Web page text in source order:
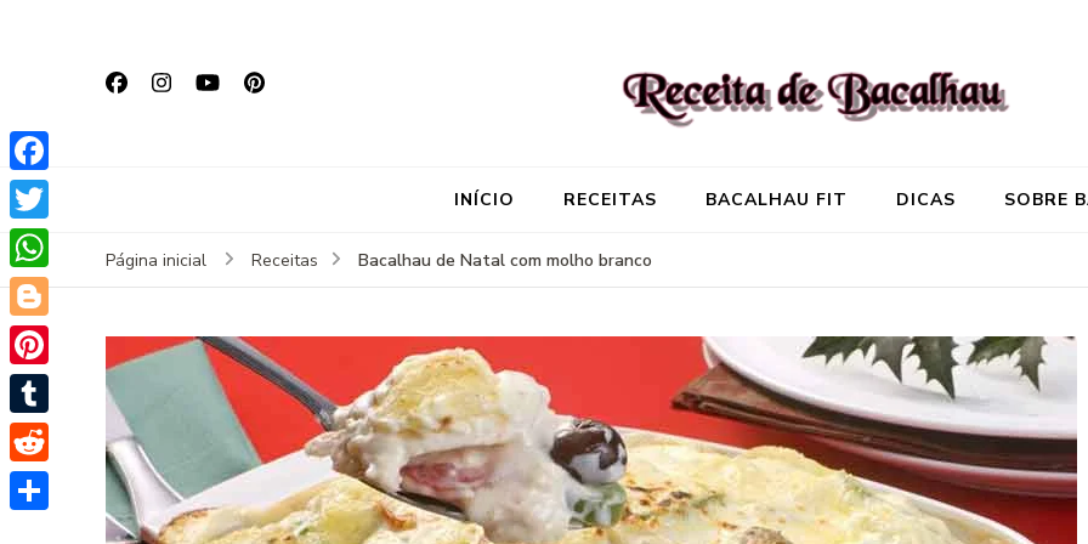
INÍCIO RECEITAS BACALHAU FIT DICAS SOBRE
Página inicial Receitas Bacalhau de Natal com molho branco
Facebook
Twitter
WhatsApp
Blogger
Pinterest
Tumblr
Reddit